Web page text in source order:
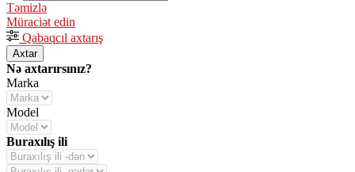
Təmizlə
Müraciət edin
Qabaqcıl axtarış
Axtar
Nə axtarırsınız?
Marka
Model
Buraxılış ili